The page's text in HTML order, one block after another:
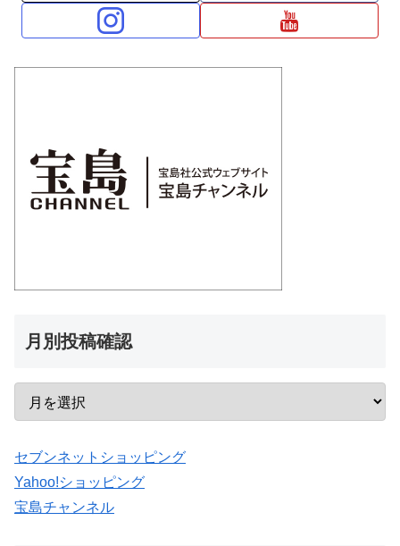
月別投稿確認
セブンネットショッピング
Yahoo!ショッピング
宝島チャンネル